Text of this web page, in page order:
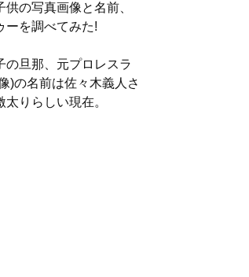
供の写真画像と名前、
ーを調べてみた!
の旦那、元プロレスラ
)の名前は佐々木義人さ
太りらしい現在。